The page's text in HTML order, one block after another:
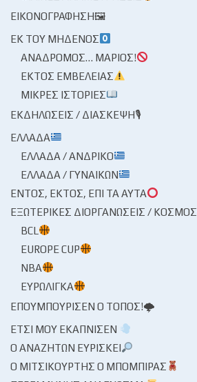
ΕΙΚΟΝΟΓΡΆΦΗΣΗ🖼
ΕΚ ΤΟΥ ΜΗΔΕΝΌΣ
ΑΝΆΔΡΟΜΟΣ… ΜΆΡΙΟΣ!
ΕΚΤΌΣ ΕΜΒΈΛΕΙΑΣ
ΜΙΚΡΈΣ ΙΣΤΟΡΊΕΣ
ΕΚΔΗΛΏΣΕΙΣ / ΔΙΆΣΚΕΨΗ🎙
ΕΛΛΆΔΑ
ΕΛΛΆΔΑ / ΑΝΔΡΙΚΌ
ΕΛΛΆΔΑ / ΓΥΝΑΙΚΏΝ
ΕΝΤΌΣ, ΕΚΤΌΣ, ΕΠΊ ΤΑ ΑΥΤΆ
ΕΞΩΤΕΡΙΚΈΣ ΔΙΟΡΓΑΝΏΣΕΙΣ / ΚΌΣΜΟΣ
BCL
EUROPE CUP
NBA
ΕΥΡΩΛΊΓΚΑ
ΕΠΟΥΜΠΟΎΡΙΣΕΝ Ο ΤΌΠΟΣ!🌩
ΈΤΣΙ ΜΟΥ ΕΚΆΠΝΙΣΕΝ
Ο ΑΝΑΖΗΤΏΝ ΕΥΡΊΣΚΕΙ
Ο ΜΙΤΣΙΚΟΥΡΤΉΣ Ο ΜΠΌΜΠΙΡΑΣ